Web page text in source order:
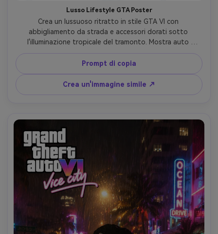
Lusso Lifestyle GTA Poster
Crea un lussuoso ritratto in stile GTA VI con
abbigliamento da strada e accessori dorati sotto
l'illuminazione tropicale del tramonto. Mostra auto
sportive esotiche, riflessi cinematografici, atmosfera di
discoteca di fascia alta e composizione audace di opere
d'arte di gioco. Sottolinea le trame realistiche della pelle e
l'estetica ultra dettagliata del poster AI che trasmette
ricchezza, status e stile di vita aspirazionale attraverso
Prompt di copia
Crea un'immagine simile ↗